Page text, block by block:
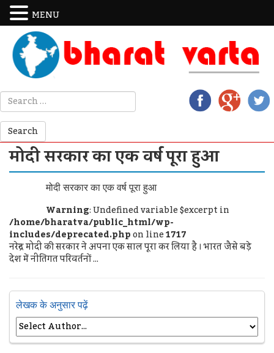
मोदी सरकार का एक वर्ष पूरा हुआ
मोदी सरकार का एक वर्ष पूरा हुआ
Warning: Undefined variable $excerpt in
/home/bharatva/public_html/wp-
includes/deprecated.phpon line1717
नरेन्द्र मोदी की सरकार ने अपना एक साल पूरा कर लिया है । भारत जैसे बड़े
देश में नीतिगत परिवर्तनों ...
लेखक के अनुसार पढ़ें
MENU